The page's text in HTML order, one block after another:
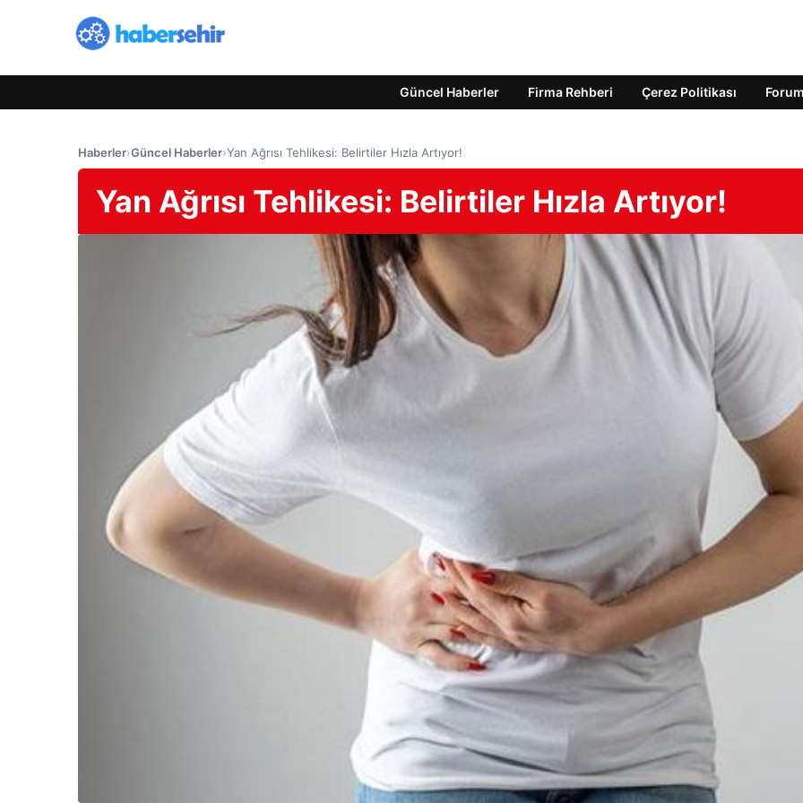
Güncel Haberler Firma Rehberi Çerez Politikası Forum
Haberler›Güncel Haberler›Yan Ağrısı Tehlikesi: Belirtiler Hızla Artıyor!
Yan Ağrısı Tehlikesi: Belirtiler Hızla Artıyor!